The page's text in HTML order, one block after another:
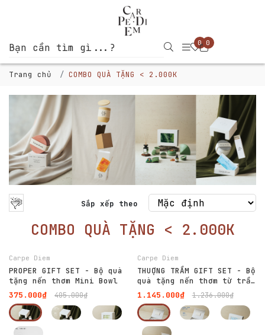
0 0
Trang chủ COMBO QUÀ TẶNG < 2.000K
Sắp xếp theo
COMBO QUÀ TẶNG < 2.000K
-7%
Carpe Diem
PROPER GIFT SET - Bộ quà
tặng nến thơm Mini Bowl
375.000₫
405.000₫
-7%
Carpe Diem
THUỢNG TRẦM GIFT SET - Bộ
quà tặng nến thơm từ trầm
hương Việt Nam
1.145.000₫ 1.236.000₫